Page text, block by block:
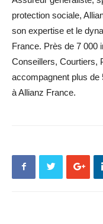
protection sociale,
son expertise et le
France. Près de 7 000
Conseillers, Courtiers,
accompagnent plus de
à Allianz France.